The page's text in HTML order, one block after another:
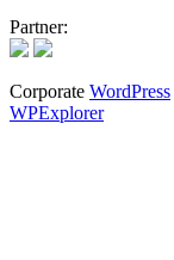
Partner:
Corporate WordPress
WPExplorer